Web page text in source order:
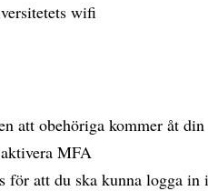
wifi
att obehöriga kommer åt din
MFA
för att du ska kunna logga in i